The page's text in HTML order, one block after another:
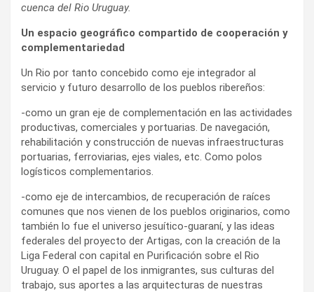
cuenca del Rio Uruguay.
Un espacio geográfico compartido de cooperación y
complementariedad
Un Rio por tanto concebido como eje integrador al
servicio y futuro desarrollo de los pueblos ribereños:
-como un gran eje de complementación en las actividades
productivas, comerciales y portuarias. De navegación,
rehabilitación y construcción de nuevas infraestructuras
portuarias, ferroviarias, ejes viales, etc. Como polos
logísticos complementarios.
-como eje de intercambios, de recuperación de raíces
comunes que nos vienen de los pueblos originarios, como
también lo fue el universo jesuítico-guaraní, y las ideas
federales del proyecto der Artigas, con la creación de la
Liga Federal con capital en Purificación sobre el Rio
Uruguay. O el papel de los inmigrantes, sus culturas del
trabajo, sus aportes a las arquitecturas de nuestras